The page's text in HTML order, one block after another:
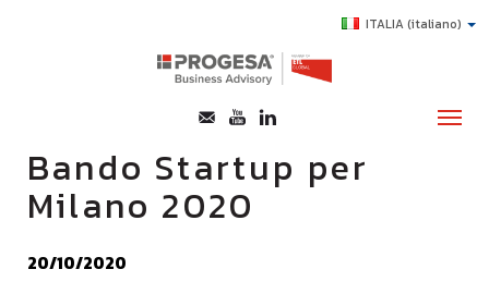
ITALIA(italiano)
CHI SIAMO
Bando Startup per
Milano 2020
20/10/2020